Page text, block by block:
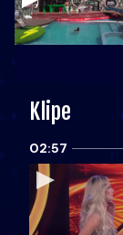
Klipe
02:57